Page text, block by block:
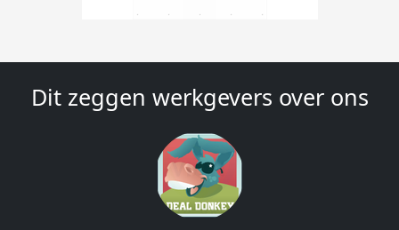
Dit zeggen werkgevers over ons